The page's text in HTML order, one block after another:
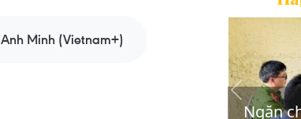
Anh Minh (Vietnam+)